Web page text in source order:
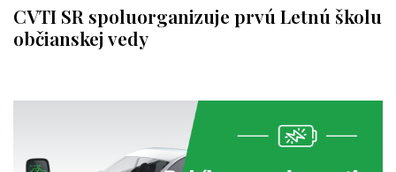
CVTI SR spoluorganizuje prvú Letnú školu
občianskej vedy